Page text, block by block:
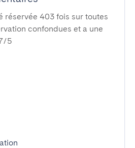
réservée 403 fois sur toutes
confondues et a une
5